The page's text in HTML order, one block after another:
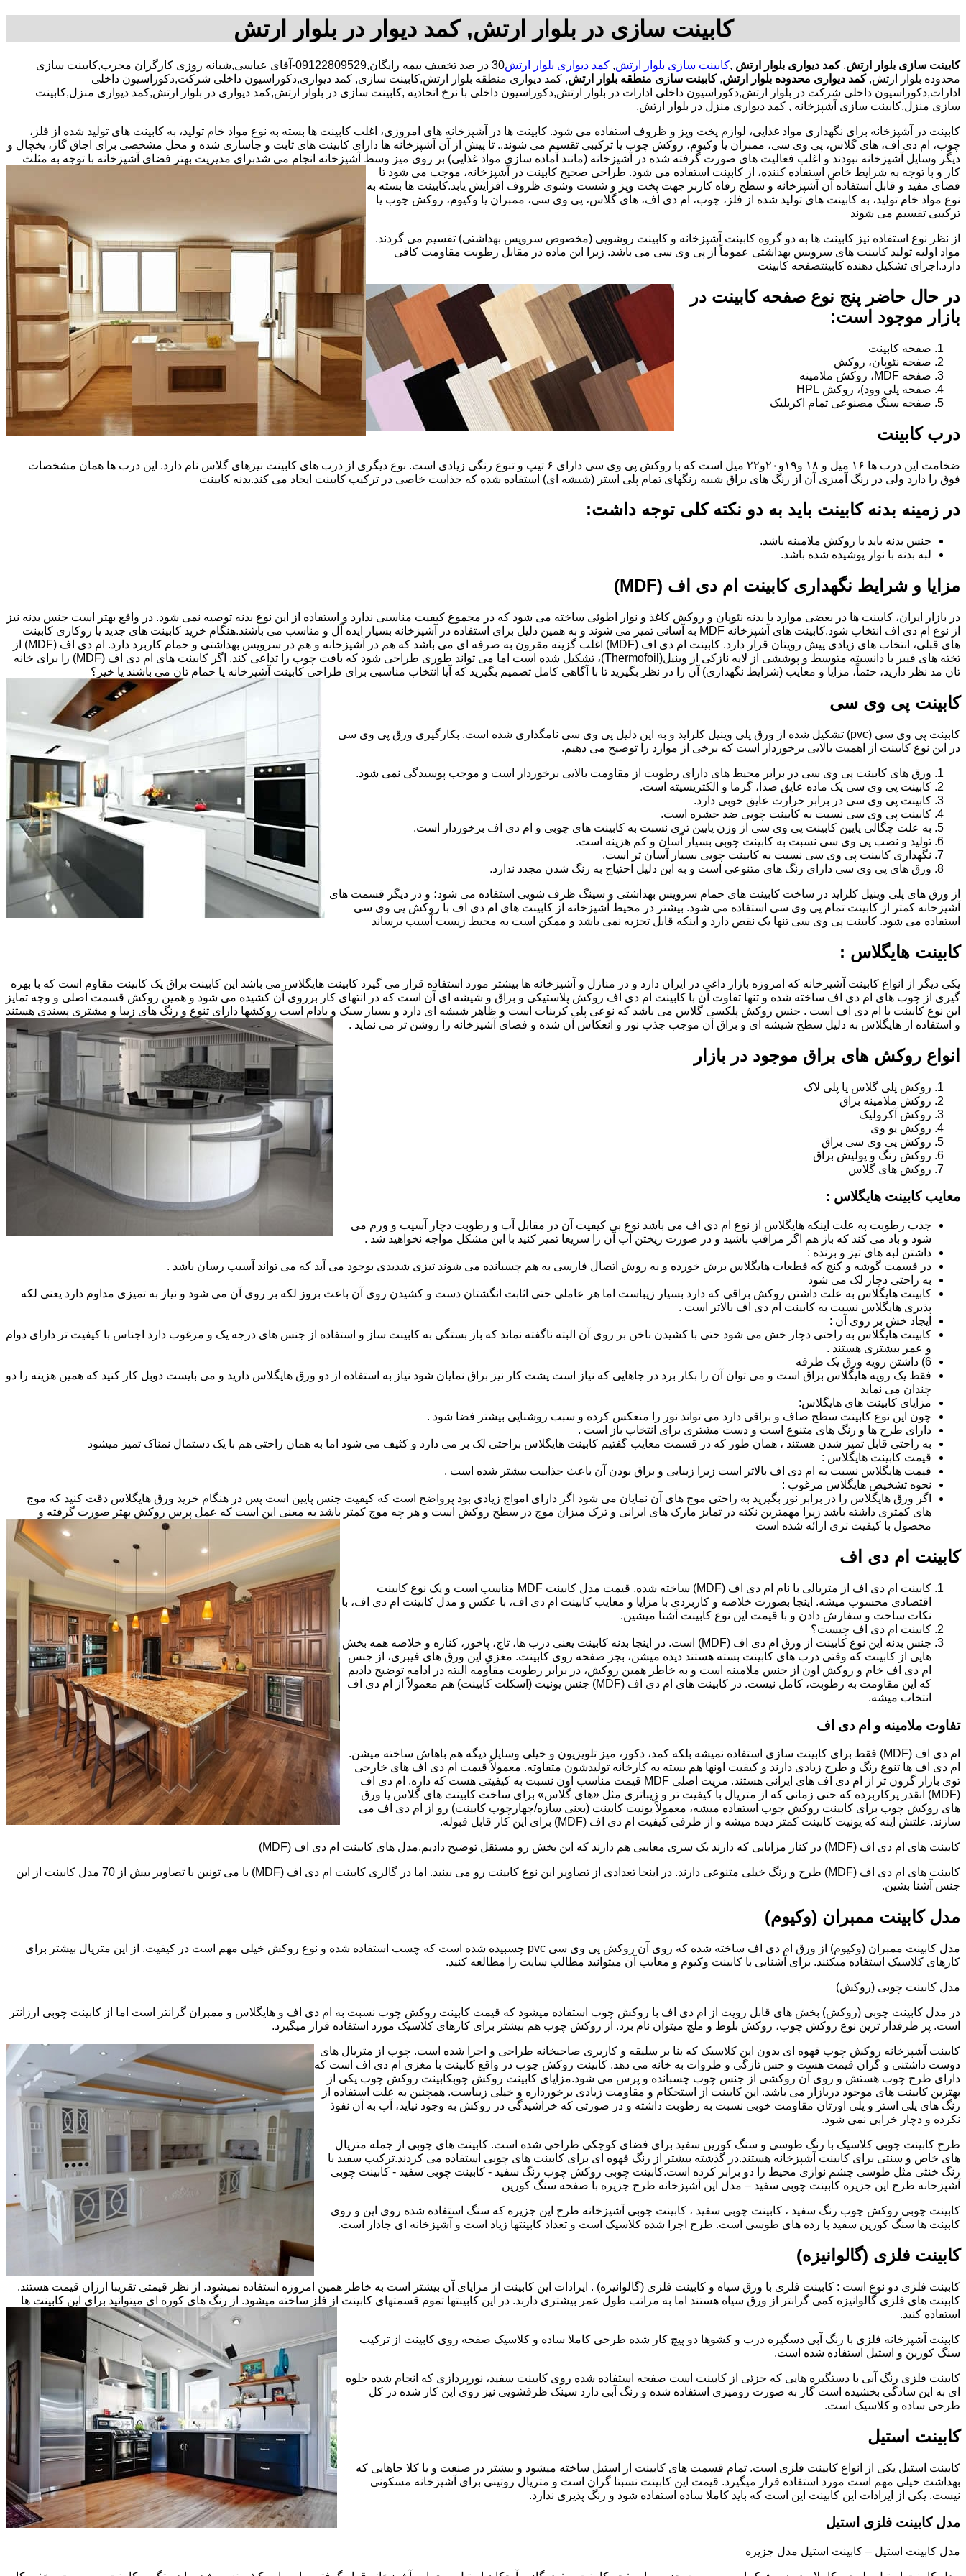
کابینت سازی در بلوار ارتش, کمد دیوار در بلوار ارتش
کابینت سازی بلوار ارتش,کمد دیواری بلوار ارتش ,کابینت سازی بلوار ارتش, کمد دیواری بلوار ارتش
30 در صد تخفیف بیمه رایگان,09122809529-آقای عباسی,شبانه روزی کارگران مجرب,کابینت سازی
محدوده بلوار ارتش,کمد دیواری محدوده بلوار ارتش, کابینت سازی منطقه بلوار ارتش, کمد دیواری منطقه بلوار ارتش,کابینت سازی, کمد دیواری,دکوراسیون داخلی شرکت,دکوراسیون داخلی
ادارات,دکوراسیون داخلی شرکت در بلوار ارتش,دکوراسیون داخلی ادارات در بلوار ارتش,دکوراسیون داخلی با نرخ اتحادیه ,کابینت سازی در بلوار ارتش,کمد دیواری در بلوار ارتش,کمد دیواری منزل,کابینت
سازی منزل,کابینت سازی آشپزخانه , کمد دیواری منزل در بلوار ارتش,
کابینت در آشپزخانه برای نگهداری مواد غذایی، لوازم پخت وپز و ظروف استفاده می شود. کابینت ها در آشپزخانه های امروزی، اغلب کابینت ها بسته به نوع مواد خام تولید، به کابینت های تولید شده از فلز،
چوب، ام دی اف، های گلاس، پی وی سی، ممبران یا وکیوم، روکش چوب یا ترکیبی تقسیم می شوند.. تا پیش از آن آشپزخانه ها دارای کابینت های ثابت و جاسازی شده و محل مشخصی برای اجاق گاز، یخچال و
دیگر وسایل آشپزخانه نبودند و اغلب فعالیت های صورت گرفته شده در آشپزخانه (مانند آماده سازی مواد غذایی) بر روی میز وسط آشپزخانه انجام می شدبرای مدیریت بهتر فضای آشپزخانه با توجه به مثلث
کار و با توجه به شرایط خاص استفاده کننده، از کابینت استفاده می شود. طراحی صحیح کابینت در آشپزخانه، موجب می شود تا
فضای مفید و قابل استفاده آن آشپزخانه و سطح رفاه کاربر جهت پخت وپز و شست وشوی ظروف افزایش یابد.کابینت ها بسته به
نوع مواد خام تولید، به کابینت های تولید شده از فلز، چوب، ام دی اف، های گلاس، پی وی سی، ممبران یا وکیوم، روکش چوب یا
ترکیبی تقسیم می شوند
از نظر نوع استفاده نیز کابینت ها به دو گروه کابینت آشپزخانه و کابینت روشویی (مخصوص سرویس بهداشتی) تقسیم می گردند.
مواد اولیه تولید کابینت های سرویس بهداشتی عموماً از پی وی سی می باشد. زیرا این ماده در مقابل رطوبت مقاومت کافی
دارد.اجزای تشکیل دهنده کابینتصفحه کابینت
در حال حاضر پنج نوع صفحه کابینت در
بازار موجود است:
صفحه کابینت
صفحه نئوپان، روکش
صفحه MDF، روکش ملامینه
صفحه پلی وود)، روکش HPL
صفحه سنگ مصنوعی تمام اکریلیک
درب کابینت
ضخامت این درب ها ۱۶ میل و ۱۸ و١٩و٢٠و٢٢ میل است که با روکش پی وی سی دارای ۶ تیپ و تنوع رنگی زیادی است. نوع دیگری از درب های کابینت نیزهای گلاس نام دارد. این درب ها همان مشخصات
فوق را دارد ولی در رنگ آمیزی آن از رنگ های براق شبیه رنگهای تمام پلی استر (شیشه ای) استفاده شده که جذابیت خاصی در ترکیب کابینت ایجاد می کند.بدنه کابینت
در زمینه بدنه کابینت باید به دو نکته کلی توجه داشت:
جنس بدنه باید با روکش ملامینه باشد.
لبه بدنه با نوار پوشیده شده باشد.
مزایا و شرایط نگهداری کابینت ام دی اف (MDF)
در بازار ایران، کابینت ها در بعضی موارد با بدنه نئوپان و روکش کاغذ و نوار اطوئی ساخته می شود که در مجموع کیفیت مناسبی ندارد و استفاده از این نوع بدنه توصیه نمی شود. در واقع بهتر است جنس بدنه نیز
از نوع ام دی اف انتخاب شود.کابینت های آشپزخانه MDF به آسانی تمیز می شوند و به همین دلیل برای استفاده در آشپزخانه بسیار ایده آل و مناسب می باشند.هنگام خرید کابینت های جدید یا روکاری کابینت
های قبلی، انتخاب های زیادی پیش رویتان قرار دارد. کابینت ام دی اف (MDF) اغلب گزینه مقرون به صرفه ای می باشد که هم در آشپزخانه و هم در سرویس بهداشتی و حمام کاربرد دارد. ام دی اف (MDF) از
تخته های فیبر با دانسیته متوسط و پوششی از لایه نازکی از وینیل(Thermofoil)، تشکیل شده است اما می تواند طوری طراحی شود که بافت چوب را تداعی کند. اگر کابینت های ام دی اف (MDF) را برای خانه
تان مد نظر دارید، حتماً، مزایا و معایب (شرایط نگهداری) آن را در نظر بگیرید تا با آگاهی کامل تصمیم بگیرید که آیا انتخاب مناسبی برای طراحی کابینت آشپزخانه یا حمام تان می باشند یا خیر؟
کابینت پی وی سی
کابینت پی وی سی (pvc) تشکیل شده از ورق پلی وینیل کلراید و به این دلیل پی وی سی نامگذاری شده است. بکارگیری ورق پی وی سی
در این نوع کابینت از اهمیت بالایی برخوردار است که برخی از موارد را توضیح می دهیم.
ورق های کابینت پی وی سی در برابر محیط های دارای رطوبت از مقاومت بالایی برخوردار است و موجب پوسیدگی نمی شود.
کابینت پی وی سی یک ماده عایق صدا، گرما و الکتریسیته است.
کابینت پی وی سی در برابر حرارت عایق خوبی دارد.
کابینت پی وی سی نسبت به کابینت چوبی ضد حشره است.
به علت چگالی پایین کابینت پی وی سی از وزن پایین تری نسبت به کابینت های چوبی و ام دی اف برخوردار است.
تولید و نصب پی وی سی نسبت به کابینت چوبی بسیار آسان و کم هزینه است.
نگهداری کابینت پی وی سی نسبت به کابینت چوبی بسیار آسان تر است.
ورق های پی وی سی دارای رنگ های متنوعی است و به این دلیل احتیاج به رنگ شدن مجدد ندارد.
از ورق های پلی وینیل کلراید در ساخت کابینت های حمام سرویس بهداشتی و سینگ ظرف شویی استفاده می شود؛ و در دیگر قسمت های
آشپزخانه کمتر از کابینت تمام پی وی سی استفاده می شود. بیشتر در محیط آشپزخانه از کابینت های ام دی اف با روکش پی وی سی
استفاده می شود. کابینت پی وی سی تنها یک نقص دارد و اینکه قابل تجزیه نمی باشد و ممکن است به محیط زیست آسیب برساند
کابینت هایگلاس :
یکی دیگر از انواع کابینت آشپزخانه که امروزه بازار داغی در ایران دارد و در منازل و آشپزخانه ها بیشتر مورد استفاده قرار می گیرد کابینت هایگلاس می باشد این کابینت براق یک کابینت مقاوم است که با بهره
گیری از چوب های ام دی اف ساخته شده و تنها تفاوت آن با کابینت ام دی اف روکش پلاستیکی و براق و شیشه ای آن است که در انتهای کار برروی آن کشیده می شود و همین روکش قسمت اصلی و وجه تمایز
این نوع کابینت با ام دی اف است . جنس روکش پلکسی گلاس می باشد که نوعی پلی کربنات است و ظاهر شیشه ای دارد و بسیار سبک و بادام است روکشها دارای تنوع و رنگ های زیبا و مشتری پسندی هستند
و استفاده از هایگلاس به دلیل سطح شیشه ای و براق آن موجب جذب نور و انعکاس آن شده و فضای آشپزخانه را روشن تر می نماید .
انواع روکش های براق موجود در بازار
روکش پلی گلاس یا پلی لاک
روکش ملامینه براق
روکش آکرولیک
روکش یو وی
روکش پی وی سی براق
روکش رنگ و پولیش براق
روکش های گلاس
معایب کابینت هایگلاس :
جذب رطوبت به علت اینکه هایگلاس از نوع ام دی اف می باشد نوع بی کیفیت آن در مقابل آب و رطوبت دچار آسیب و ورم می
شود و باد می کند که باز هم اگر مراقب باشید و در صورت ریختن آب آن را سریعا تمیز کنید با این مشکل مواجه نخواهید شد .
داشتن لبه های تیز و برنده :
در قسمت گوشه و کنج که قطعات هایگلاس برش خورده و به روش اتصال فارسی به هم چسبانده می شوند تیزی شدیدی بوجود می آید که می تواند آسیب رسان باشد .
به راحتی دچار لک می شود
کابینت هایگلاس به علت داشتن روکش براقی که دارد بسیار زیباست اما هر عاملی حتی اثابت انگشتان دست و کشیدن روی آن باعث بروز لکه بر روی آن می شود و نیاز به تمیزی مداوم دارد یعنی لکه
پذیری هایگلاس نسبت به کابینت ام دی اف بالاتر است .
ایجاد خش بر روی آن :
کابینت هایگلاس به راحتی دچار خش می شود حتی با کشیدن ناخن بر روی آن البته ناگفته نماند که باز بستگی به کابینت ساز و استفاده از جنس های درجه یک و مرغوب دارد اجناس با کیفیت تر دارای دوام
و عمر بیشتری هستند .
6) داشتن رویه ورق یک طرفه
فقط یک رویه هایگلاس براق است و می توان آن را بکار برد در جاهایی که نیاز است پشت کار نیز براق نمایان شود نیاز به استفاده از دو ورق هایگلاس دارید و می بایست دوبل کار کنید که همین هزینه را دو
چندان می نماید
مزایای کابینت های هایگلاس:
چون این نوع کابینت سطح صاف و براقی دارد می تواند نور را منعکس کرده و سبب روشنایی بیشتر فضا شود .
دارای طرح ها و رنگ های متنوع است و دست مشتری برای انتخاب باز است .
به راحتی قابل تمیز شدن هستند ، همان طور که در قسمت معایب گفتیم کابینت هایگلاس براحتی لک بر می دارد و کثیف می شود اما به همان راحتی هم با یک دستمال نمناک تمیز میشود
قیمت کابینت هایگلاس :
قیمت هایگلاس نسبت به ام دی اف بالاتر است زیرا زیبایی و براق بودن آن باعث جذابیت بیشتر شده است .
نحوه تشخیص هایگلاس مرغوب :
اگر ورق هایگلاس را در برابر نور بگیرید به راحتی موج های آن نمایان می شود اگر دارای امواج زیادی بود پرواضح است که کیفیت جنس پایین است پس در هنگام خرید ورق هایگلاس دقت کنید که موج
های کمتری داشته باشد زیرا مهمترین نکته در تمایز مارک های ایرانی و ترک میزان موج در سطح روکش است و هر چه موج کمتر باشد به معنی این است که عمل پرس روکش بهتر صورت گرفته و
محصول با کیفیت تری ارائه شده است
کابینت ام دی اف
کابینت ام دی اف از متریالی با نام ام دی اف (MDF) ساخته شده. قیمت مدل کابینت MDF مناسب است و یک نوع کابینت
اقتصادی محسوب میشه. اینجا بصورت خلاصه و کاربردی با مزایا و معایب کابینت ام دی اف، با عکس و مدل کابینت ام دی اف، با
نکات ساخت و سفارش دادن و با قیمت این نوع کابینت آشنا میشین.
کابینت ام دی اف چیست؟
جنس بدنه این نوع کابینت از ورق ام دی اف (MDF) است. در اینجا بدنه کابینت یعنی درب ها، تاج، پاخور، کناره و خلاصه همه بخش
هایی از کابینت که وقتی درب های کابینت بسته هستند دیده میشن، بجز صفحه روی کابینت. مغزیِ این ورق های فیبری، از جنس
ام دی اف خام و روکش اون از جنس ملامینه است و به خاطر همین روکش، در برابر رطوبت مقاومه البته در ادامه توضیح دادیم
که این مقاومت به رطوبت، کامل نیست. در کابینت های ام دی اف (MDF) جنس یونیت (اسکلت کابینت) هم معمولاً از ام دی اف
انتخاب میشه.
تفاوت ملامینه و ام دی اف
ام دی اف (MDF) فقط برای کابینت سازی استفاده نمیشه بلکه کمد، دکور، میز تلویزیون و خیلی وسایل دیگه هم باهاش ساخته میشن.
ام دی اف ها تنوع رنگ و طرح زیادی دارند و کیفیت اونها هم بسته به کارخانه تولیدشون متفاوته. معمولاً قیمت ام دی اف های خارجی
توی بازار گرون تر از ام دی اف های ایرانی هستند. مزیت اصلی MDF قیمت مناسب اون نسبت به کیفیتی هست که داره. ام دی اف
(MDF) انقدر پرکاربرده که حتی زمانی که از متریال با کیفیت تر و زیباتری مثل «های گلاس» برای ساخت کابینت های گلاس یا ورق
های روکش چوب برای کابینت روکش چوب استفاده میشه، معمولاً یونیت کابینت (یعنی سازه/چهارچوب کابینت) رو از ام دی اف می
سازند. علتش اینه که یونیت کابینت کمتر دیده میشه و از طرفی کیفیت ام دی اف (MDF) برای این کار قابل قبوله.
کابینت های ام دی اف (MDF) در کنار مزایایی که دارند یک سری معایبی هم دارند که این بخش رو مستقل توضیح دادیم.مدل های کابینت ام دی اف (MDF)
کابینت های ام دی اف (MDF) طرح و رنگ خیلی متنوعی دارند. در اینجا تعدادی از تصاویر این نوع کابینت رو می بینید. اما در گالری کابینت ام دی اف (MDF) با می تونین با تصاویر بیش از 70 مدل کابینت از این
جنس آشنا بشین.
مدل کابینت ممبران (وکیوم)
مدل کابینت ممبران (وکیوم) از ورق ام دی اف ساخته شده که روی آن روکش پی وی سی pvc چسبیده شده است که چسب استفاده شده و نوع روکش خیلی مهم است در کیفیت. از این متریال بیشتر برای
کارهای کلاسیک استفاده میکنند. برای آشنایی با کابینت وکیوم و معایب آن میتوانید مطالب سایت را مطالعه کنید.
مدل کابینت چوبی (روکش)
در مدل کابینت چوبی (روکش) بخش های قابل رویت از ام دی اف با روکش چوب استفاده میشود که قیمت کابینت روکش چوب نسبت به ام دی اف و هایگلاس و ممبران گرانتر است اما از کابینت چوبی ارزانتر
است. پر طرفدار ترین نوع روکش چوب، روکش بلوط و ملچ میتوان نام برد. از روکش چوب هم بیشتر برای کارهای کلاسیک مورد استفاده قرار میگیرد.
کابینت آشپزخانه روکش چوب قهوه ای بدون اپن کلاسیک که بنا بر سلیقه و کاربری صاحبخانه طراحی و اجرا شده است. چوب از متریال های
دوست داشتنی و گران قیمت هست و حس تازگی و طروات به خانه می دهد. کابینت روکش چوب در واقع کابینت با مغزی ام دی اف است که
دارای طرح چوب هستش و روی آن روکشی از جنس چوب چسبانده و پرس می شود.مزایای کابینت روکش چوبکابینت روکش چوب یکی از
بهترین کابینت های موجود دربازار می باشد. این کابینت از استحکام و مقاومت زیادی برخورداره و خیلی زیباست. همچنین به علت استفاده از
رنگ های پلی استر و پلی اورتان مقاومت خوبی نسبت به رطوبت داشته و در صورتی که خراشیدگی در روکش به وجود نیاید، آب به آن نفوذ
نکرده و دچار خرابی نمی شود.
طرح کابینت چوبی کلاسیک با رنگ طوسی و سنگ کورین سفید برای فضای کوچکی طراحی شده است. کابینت های چوبی از جمله متریال
های خاص و سنتی برای کابینت آشپزخانه هستند.در گذشته بیشتر از رنگ قهوه ای برای کابینت های چوبی استفاده می کردند.ترکیب سفید با
رنگ خنثی مثل طوسی چشم نوازی محیط را دو برابر کرده است.کابینت چوبی روکش چوب رنگ سفید - کابینت چوبی سفید - کابینت چوبی
آشپزخانه طرح اپن جزیره کابینت چوبی سفید – مدل اپن آشپزخانه طرح جزیره با صفحه سنگ کورین
کابینت چوبی روکش چوب رنگ سفید ، کابینت چوبی سفید ، کابینت چوبی آشپزخانه طرح اپن جزیره که سنگ استفاده شده روی اپن و روی
کابینت ها سنگ کورین سفید با رده های طوسی است. طرح اجرا شده کلاسیک است و تعداد کابینتها زیاد است و آشپزخانه ای جادار است.
کابینت فلزی (گالوانیزه)
کابینت فلزی دو نوع است : کابینت فلزی با ورق سیاه و کابینت فلزی (گالوانیزه) . ایرادات این کابینت از مزایای آن بیشتر است به خاطر همین امروزه استفاده نمیشود. از نظر قیمتی تقریبا ارزان قیمت هستند.
کابینت های فلزی گالوانیزه کمی گرانتر از ورق سیاه هستند اما به مراتب طول عمر بیشتری دارند. در این کابینتها تموم قسمتهای کابینت از فلز ساخته میشود. از رنگ های کوره ای میتوانید برای این کابینت ها
استفاده کنید.
کابینت آشپزخانه فلزی با رنگ آبی دسگیره درب و کشوها دو پیچ کار شده طرحی کاملا ساده و کلاسیک صفحه روی کابینت از ترکیب
سنگ کورین و استیل استفاده شده است.
کابینت فلزی رنگ آبی با دستگیره هایی که جزئی از کابینت است صفحه استفاده شده روی کابینت سفید، نورپردازی که انجام شده جلوه
ای به این سادگی بخشیده است گاز به صورت رومیزی استفاده شده و رنگ آبی دارد سینک ظرفشویی نیز روی اپن کار شده در کل
طرحی ساده و کلاسیک است.
کابینت استیل
کابینت استیل یکی از انواع کابینت فلزی است. تمام قسمت های کابینت از استیل ساخته میشود و بیشتر در صنعت و یا کلا جاهایی که
بهداشت خیلی مهم است مورد استفاده قرار میگیرد. قیمت این کابینت نسبتا گران است و متریال روتینی برای آشپزخانه مسکونی
نیست. یکی از ایرادات این کابینت این است که باید کاملا ساده استفاده شود و رنگ پذیری ندارد.
مدل کابینت فلزی استیل
مدل کابینت استیل – کابینت استیل مدل جزیره